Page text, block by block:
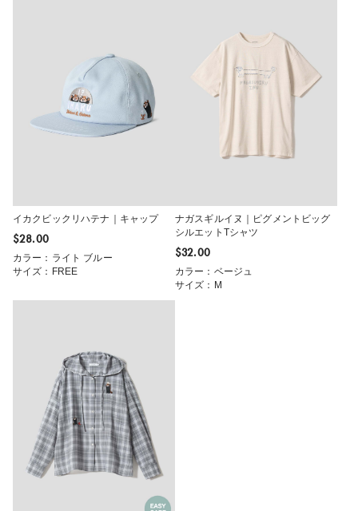
イカクビックリハテナ｜キャップ
$‌28.00
カラー：ライト ブルー
サイズ：FREE
ナガスギルイヌ｜ピグメントビッグ
シルエットTシャツ
$‌32.00
カラー：ベージュ
サイズ：M